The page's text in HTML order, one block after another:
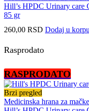
Hill’s HPDC Urinary care
85 gr
260,00 RSD Dodaj u korpu
Rasprodato
RASPRODATO
Brzi pregled
Medicinska hrana za mačke